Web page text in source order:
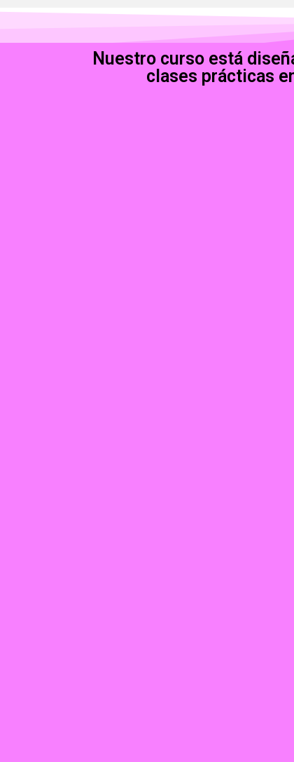
Nuestro curso está
clases prácticas